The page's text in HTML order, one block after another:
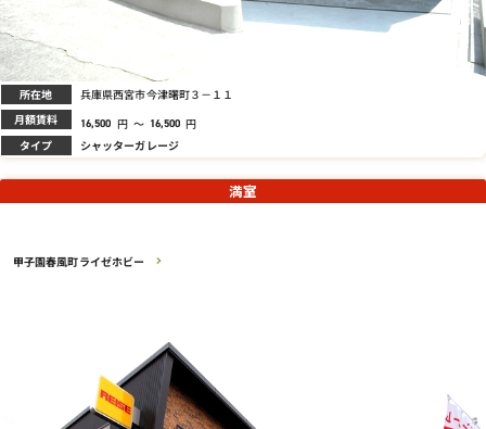
所在地 兵庫県西宮市今津曙町３－１１
月額賃料 16,500 円 ～ 16,500 円
タイプ シャッターガレージ
甲子園春風町ライゼホビー
満室